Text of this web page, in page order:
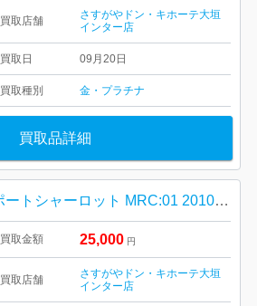
買取店舗
さすがやドン・キホーテ大垣
インター店
買取日 09月20日
買取種別 金・プラチナ
買取品詳細
ポートシャーロット MRC:01 2010 59.2% 700ml
買取金額 25,000 円
買取店舗
さすがやドン・キホーテ大垣
インター店